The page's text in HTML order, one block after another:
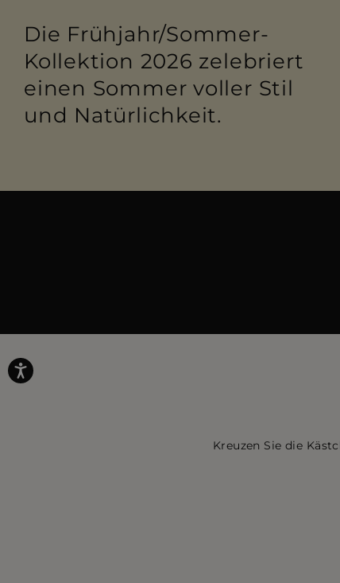
Die Frühjahr/Sommer-
Kollektion 2026 zelebriert
einen Sommer voller Stil
und Natürlichkeit.
Kreuzen Sie die